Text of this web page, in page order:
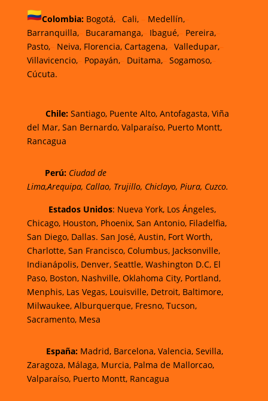
Colombia: Bogotá,– Cali, Medellín,–
Barranquilla,– Bucaramanga,– Ibagué,– Pereira,–
Pasto,– Neiva, Florencia, Cartagena,– Valledupar,–
Villavicencio,– Popayán,– Duitama,– Sogamoso,–
Cúcuta.
Chile: Santiago, Puente Alto, Antofagasta,Viña
del Mar, San Bernardo, Valparaíso, Puerto Montt,
Rancagua
Perú: Ciudad de
Lima,Arequipa, Callao, Trujillo, Chiclayo, Piura, Cuzco.
Estados Unidos: Nueva York, Los Ángeles,
Chicago, Houston, Phoenix, San Antonio, Filadelfia,
San Diego, Dallas. San José, Austin, Fort Worth,
Charlotte, San Francisco, Columbus, Jacksonville,
Indianápolis, Denver, Seattle, Washington D.C, El
Paso, Boston, Nashville, Oklahoma City, Portland,
Menphis, Las Vegas, Louisville, Detroit, Baltimore,
Milwaukee, Alburquerque, Fresno, Tucson,
Sacramento, Mesa
España:Madrid, Barcelona, Valencia, Sevilla,
Zaragoza, Málaga, Murcia, Palma de Mallorcao,
Valparaíso, Puerto Montt, Rancagua